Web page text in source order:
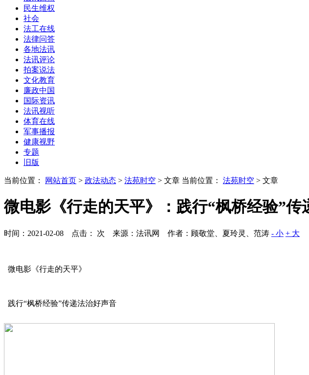
民生维权
社会
法工在线
法律问答
各地法讯
法讯评论
拍案说法
文化教育
廉政中国
国际资讯
法讯视听
体育在线
军事播报
健康视野
专题
旧版
当前位置： 网站首页 > 政法动态 > 法苑时空 > 文章 当前位置： 法苑时空 > 文章
微电影《行走的天平》：践行“枫桥经验”传
时间：2021-02-08 点击： 次 来源：法讯网 作者：顾敬堂、夏玲灵、范涛 - 小 + 大
微电影《行走的天平》
践行“枫桥经验”传递法治好声音